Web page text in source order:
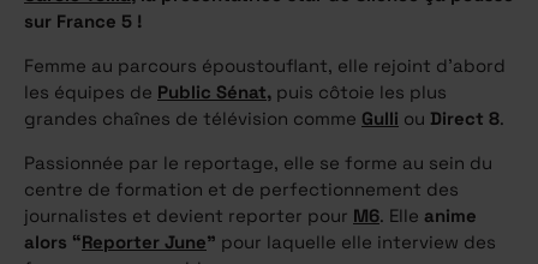
sur France 5 !
Femme au parcours époustouflant, elle rejoint d’abord
les équipes de Public Sénat, puis côtoie les plus
grandes chaînes de télévision comme Gulli ou Direct 8.
Passionnée par le reportage, elle se forme au sein du
centre de formation et de perfectionnement des
journalistes et devient reporter pour M6. Elle anime
alors “Reporter June” pour laquelle elle interview des